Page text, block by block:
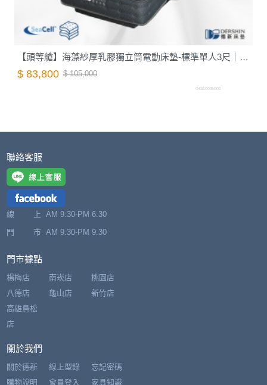
【頭等艙】海藻紗厚乳膠獨立筒電動床墊-標準單人3尺｜德新床墊
$ 83,800 $ 105,000
G0110035000
聯絡客服
線 上 AM 9:30-PM 6:30
門 市 AM 9:30-PM 9:30
門市據點
楊梅店
八德店
南崁店
龜山店
桃園店
新竹店
高雄鳥松
店
關於我們
關於德新
購物說明
線上型錄
會員登入
忘記密碼
家具知識